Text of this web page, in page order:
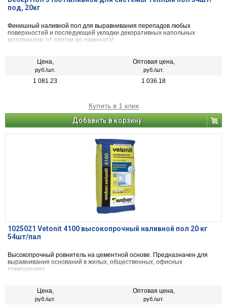
под, 20кг
Финишный наливной пол для выравнивания перепадов любых
поверхностей и последующей укладки декоративных напольных
материалов: от плитки до ламината!
Цена,
руб./шт.
Оптовая цена,
руб./шт.
1 081.23 1 036.18
Купить в 1 клик
Добавить в корзину
1025021 Vetonit 4100 высокопрочный наливной пол 20 кг
54шт/пал
Высокопрочный ровнитель на цементной основе. Предназначен для
выравнивания оснований в жилых, общественных, офисных
помещениях
Цена,
руб./шт.
Оптовая цена,
руб./шт.